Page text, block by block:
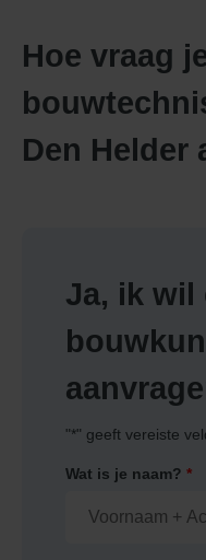
Hoe vraag
Den Helder
Ja, ik wil
"*" geeft vereiste
Wat is je naam? *